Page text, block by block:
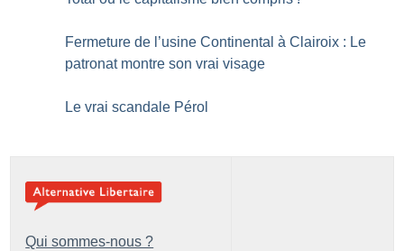
Fermeture de l’usine Continental à Clairoix : Le
patronat montre son vrai visage
Le vrai scandale Pérol
Qui sommes-nous ?